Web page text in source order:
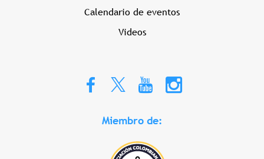
Calendario de eventos
Videos
Miembro de: